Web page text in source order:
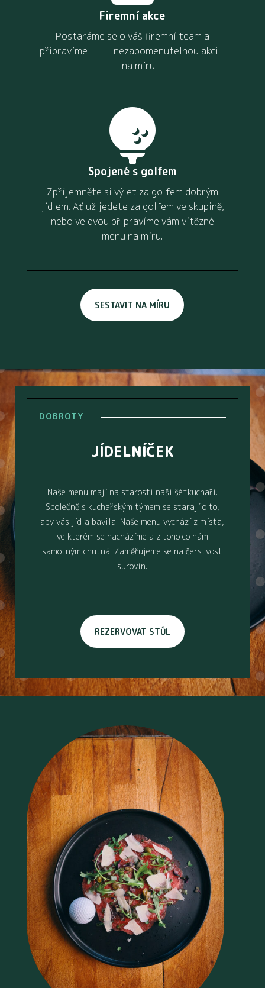
Firemní akce
Postaráme se o váš firemní team a
připravíme nezapomenutelnou akci
na míru.

Spojené s golfem
Zpříjemněte si výlet za golfem dobrým
jídlem. Ať už jedete za golfem ve skupině,
nebo ve dvou připravíme vám vítězné
menu na míru.
SESTAVIT NA MÍRU
DOBROTY
DOBROTY
JÍDELNÍČEK
Naše menu mají na starosti naši šéfkuchaři.
Společně s kuchařským týmem se starají o to,
aby vás jídla bavila. Naše menu vychází z místa,
ve kterém se nacházíme a z toho co nám
samotným chutná. Zaměřujeme se na čerstvost
surovin.
REZERVOVAT STŮL